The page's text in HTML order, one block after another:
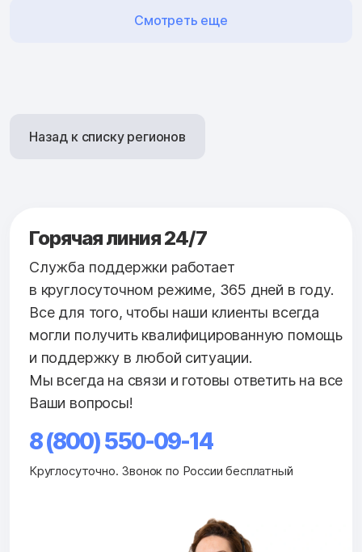
Смотреть еще
Назад к списку регионов
Горячая линия 24/7
Служба поддержки работает
в круглосуточном режиме, 365 дней в году.
Все для того, чтобы наши клиенты всегда
могли получить квалифицированную помощь
и поддержку в любой ситуации.
Мы всегда на связи и готовы ответить на все
Ваши вопросы!
8 (800) 550-09-14
Круглосуточно. Звонок по России бесплатный